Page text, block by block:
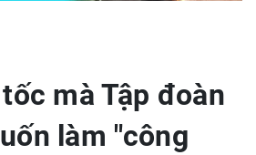
mà Tập đoàn
làm "công